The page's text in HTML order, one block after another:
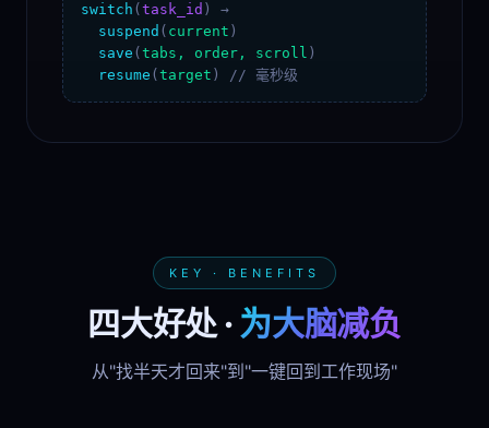
switch ( task_id )
→
suspend ( current )
save ( tabs, order, scroll )
resume ( target ) // 毫秒级
KEY · BENEFITS
四大好处 · 为大脑减负
从"找半天才回来"到"一键回到工作现场"